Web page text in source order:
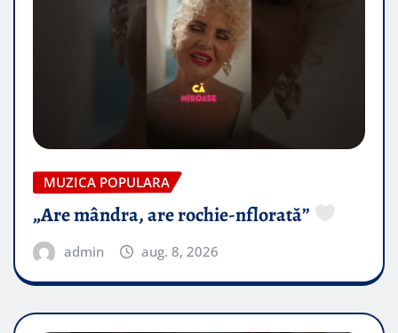
MUZICA POPULARA
„Are mândra, are rochie-nflorată”
admin aug. 8, 2026